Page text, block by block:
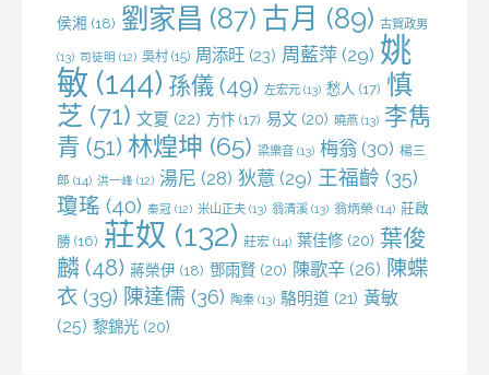
侯湘 (18) 劉家昌 (87) 古月 (89) 古賀政男
(13) 司徒明 (12) 吳村 (15) 周添旺 (23) 周藍萍 (29) 姚
敏 (144) 孫儀 (49) 左宏元 (13) 愁人 (17) 慎
芝 (71) 文夏 (22) 方忭 (17) 易文 (20) 曉燕 (13) 李雋
青 (51) 林煌坤 (65) 梁樂音 (13) 梅翁 (30) 楊三
郎 (14) 洪一峰 (12) 湯尼 (28) 狄薏 (29) 王福齡 (35)
瓊瑤 (40) 秦冠 (12) 米山正夫 (13) 翁清溪 (13) 翁炳榮 (14) 莊啟
勝 (16) 莊奴 (132) 莊宏 (14) 葉佳修 (20) 葉俊
麟 (48) 蔣榮伊 (18) 鄧雨賢 (20) 陳歌辛 (26) 陳蝶
衣 (39) 陳達儒 (36) 陶秦 (13) 駱明道 (21) 黃敏
(25) 黎錦光 (20)